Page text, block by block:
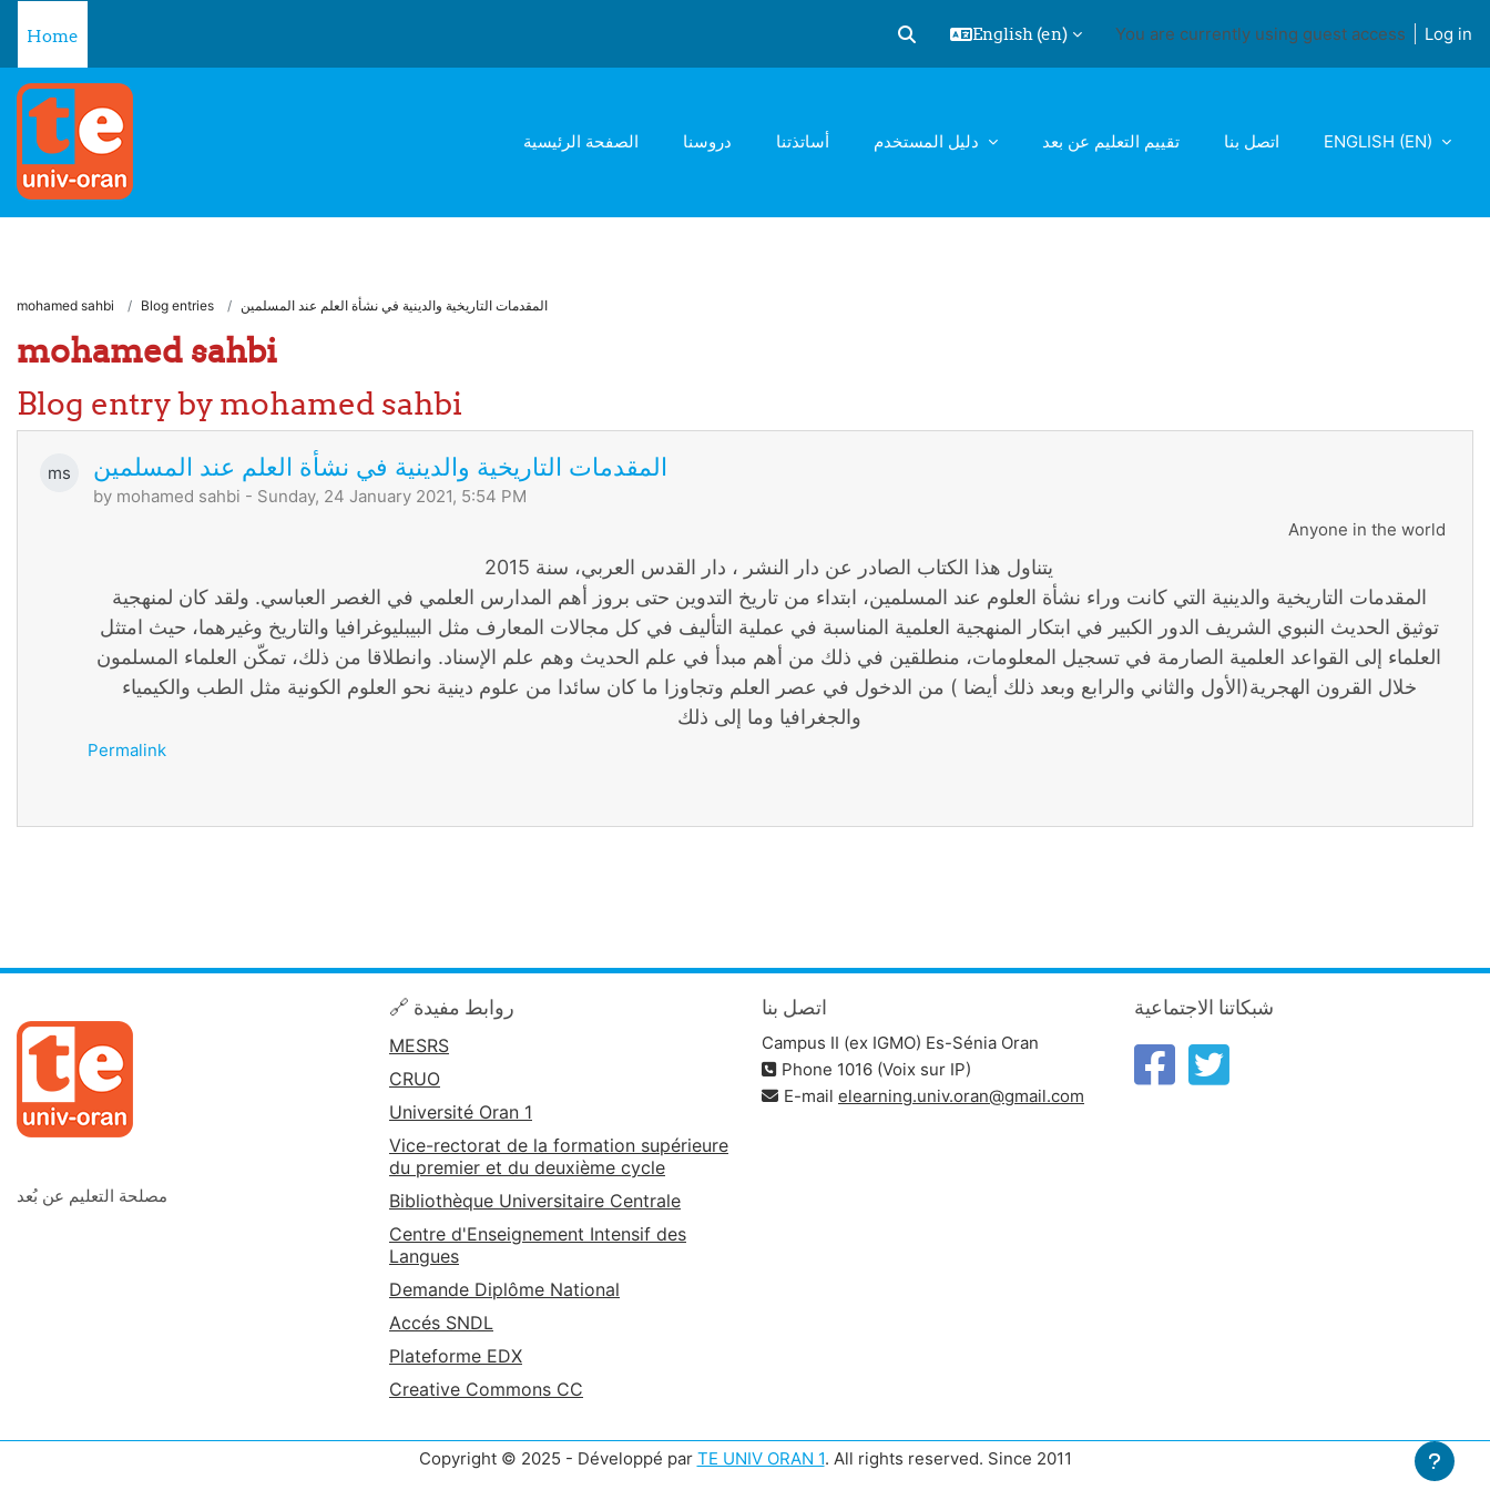
Home
Toggle search input
English ‎(en)‎ You are currently using guest access Log in
الصفحة الرئيسية دروسنا أساتذتنا تقييم التعليم عن بعد اتصل بنا ENGLISH ‎(EN)‎
mohamed sahbi Blog entries المقدمات التاريخية والدينية في نشأة العلم عند المسلمين
mohamed sahbi
Blog entry by mohamed sahbi
ms المقدمات التاريخية والدينية في نشأة العلم عند المسلمين
by mohamed sahbi - Sunday, 24 January 2021, 5:54 PM
Anyone in the world
يتناول هذا الكتاب الصادر عن دار النشر ، دار القدس العربي، سنة 2015
المقدمات التاريخية والدينية التي كانت وراء نشأة العلوم عند المسلمين، ابتداء من تاريخ التدوين حتى بروز أهم المدارس العلمي في الغصر العباسي. ولقد كان لمنهجية
توثيق الحديث النبوي الشريف الدور الكبير في ابتكار المنهجية العلمية المناسبة في عملية التأليف في كل مجالات المعارف مثل البيبليوغرافيا والتاريخ وغيرهما، حيث امتثل
العلماء إلى القواعد العلمية الصارمة في تسجيل المعلومات، منطلقين في ذلك من أهم مبدأ في علم الحديث وهم علم الإسناد. وانطلاقا من ذلك، تمكّن العلماء المسلمون
خلال القرون الهجرية(الأول والثاني والرابع وبعد ذلك أيضا ) من الدخول في عصر العلم وتجاوزا ما كان سائدا من علوم دينية نحو العلوم الكونية مثل الطب والكيمياء
والجغرافيا وما إلى ذلك
Permalink
مصلحة التعليم عن بُعد
🔗 روابط مفيدة
MESRS
CRUO
Université Oran 1
Vice-rectorat de la formation supérieure
du premier et du deuxième cycle
Bibliothèque Universitaire Centrale
Centre d'Enseignement Intensif des
Langues
Demande Diplôme National
Accés SNDL
Plateforme EDX
Creative Commons CC
اتصل بنا
Campus II (ex IGMO) Es-Sénia Oran
Phone 1016 (Voix sur IP)
E-mail elearning.univ.oran@gmail.com
شبكاتنا الاجتماعية
Copyright © 2025 - Développé par TE UNIV ORAN 1. All rights reserved. Since 2011